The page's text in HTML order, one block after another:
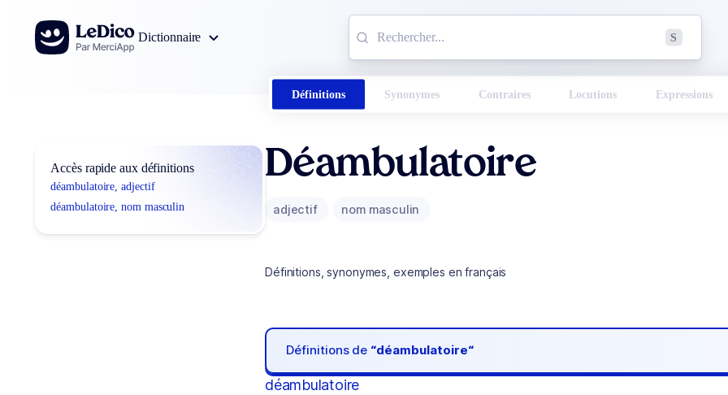
Aller au contenu
Dictionnaire
S
Définitions Synonymes Contraires Locutions Expressions
Accès rapide aux définitions
déambulatoire, adjectif
déambulatoire, nom masculin
Déambulatoire
adjectif nom masculin
Définitions, synonymes, exemples en français
Définitions de “déambulatoire“
déambulatoire